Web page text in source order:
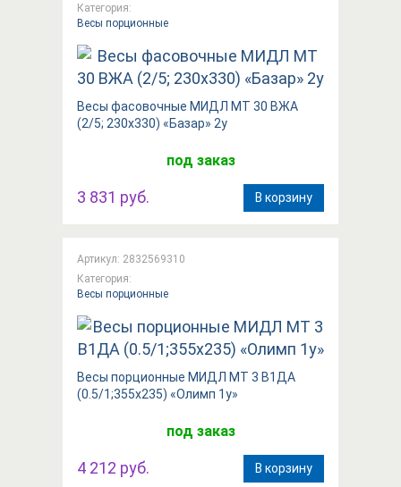
Категория:
Весы порционные
Весы фасовочные МИДЛ МТ 30 ВЖА
(2/5; 230x330) «Базар» 2у
под заказ
3 831 руб. В корзину
Артикул: 2832569310
Категория:
Весы порционные
Весы порционные МИДЛ МТ 3 В1ДА
(0.5/1;355х235) «Олимп 1у»
под заказ
4 212 руб. В корзину